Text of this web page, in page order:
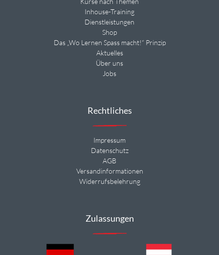
Inhouse-Training
Dienstleistungen
Shop
Das „Wo Lernen Spass macht!“ Prinzip
Aktuelles
Über uns
Jobs
Rechtliches
Impressum
Datenschutz
AGB
Versandinformationen
Widerrufsbelehrung
Zulassungen